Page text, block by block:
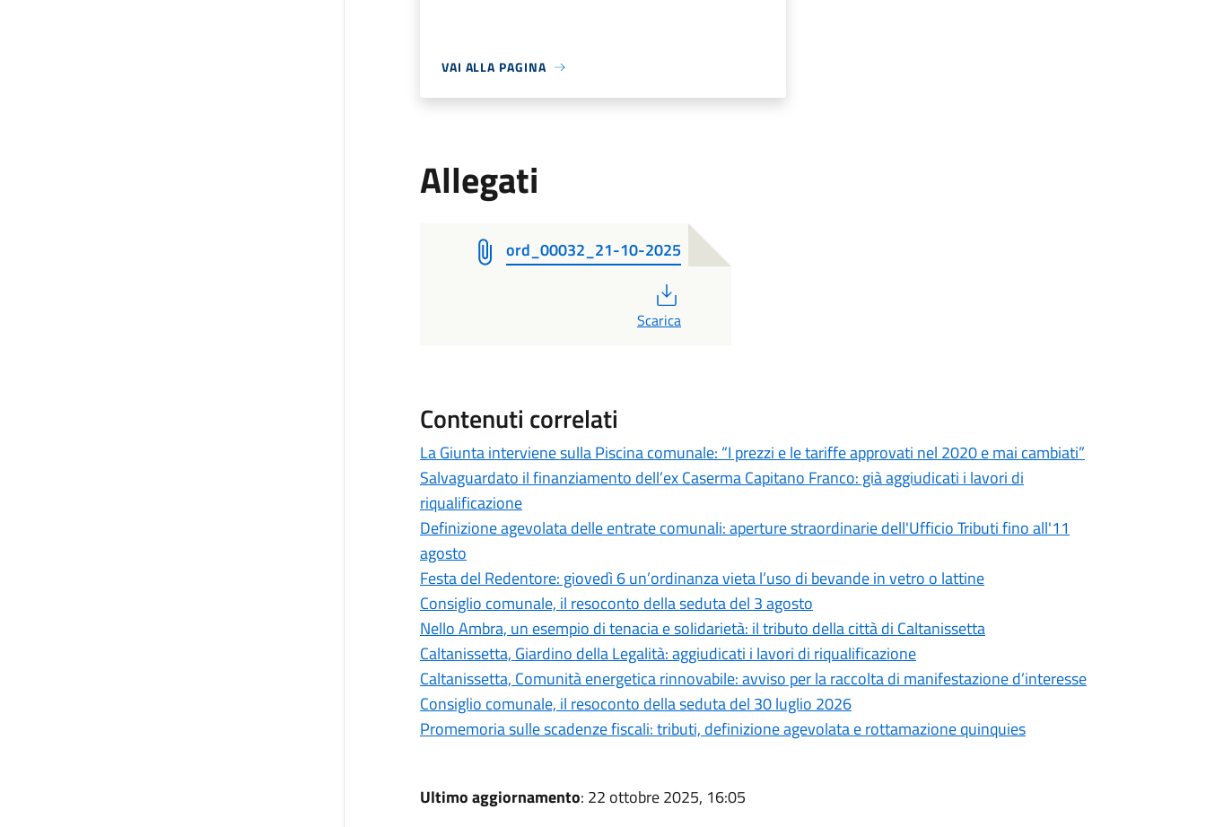
VAI ALLA PAGINA
Allegati
ord_00032_21-10-2025
Scarica
Contenuti correlati
La Giunta interviene sulla Piscina comunale: “I prezzi e le tariffe approvati nel 2020 e mai cambiati”
Salvaguardato il finanziamento dell’ex Caserma Capitano Franco: già aggiudicati i lavori di
riqualificazione
Definizione agevolata delle entrate comunali: aperture straordinarie dell'Ufficio Tributi fino all'11
agosto
Festa del Redentore: giovedì 6 un’ordinanza vieta l’uso di bevande in vetro o lattine
Consiglio comunale, il resoconto della seduta del 3 agosto
Nello Ambra, un esempio di tenacia e solidarietà: il tributo della città di Caltanissetta
Caltanissetta, Giardino della Legalità: aggiudicati i lavori di riqualificazione
Caltanissetta, Comunità energetica rinnovabile: avviso per la raccolta di manifestazione d’interesse
Consiglio comunale, il resoconto della seduta del 30 luglio 2026
Promemoria sulle scadenze fiscali: tributi, definizione agevolata e rottamazione quinquies
Ultimo aggiornamento: 22 ottobre 2025, 16:05